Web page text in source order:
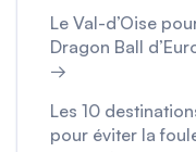
Le Val-d’Oise
Dragon Ball
→
Les 10
pour éviter la